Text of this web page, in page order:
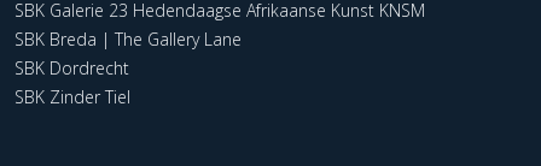
SBK Galerie 23 Hedendaagse Afrikaanse Kunst KNSM
SBK Breda | The Gallery Lane
SBK Dordrecht
SBK Zinder Tiel